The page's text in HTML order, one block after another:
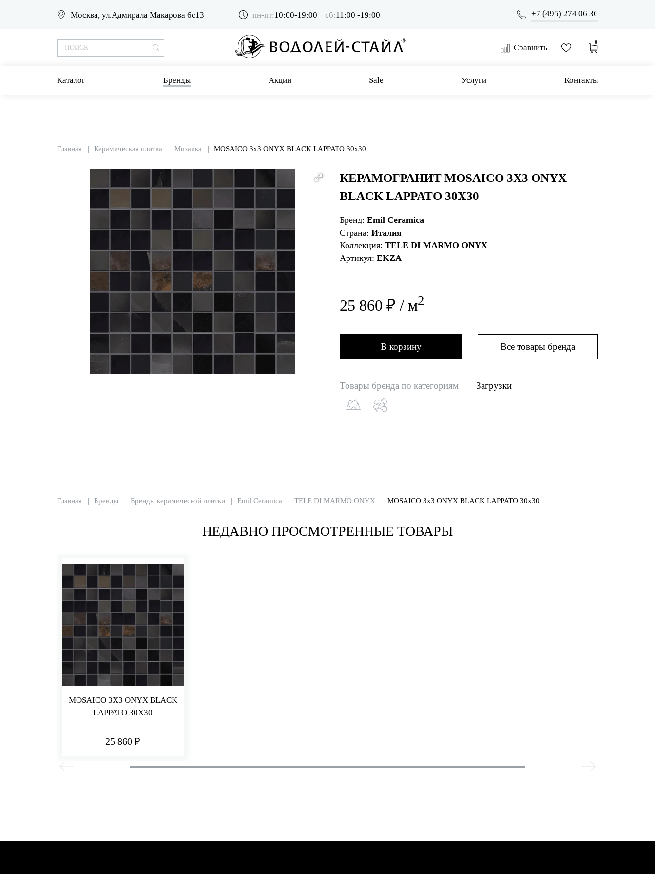
Москва, ул.Адмирала Макарова 6с13 пн-пт:10:00-19:00 сб:11:00 -19:00 +7 (495) 274 06 36
Сравнить
0
Каталог Бренды Акции Sale Услуги Контакты
Главная Керамическая плитка Мозаика MOSAICO 3x3 ONYX BLACK LAPPATO 30x30
КЕРАМОГРАНИТ MOSAICO 3X3 ONYX
BLACK LAPPATO 30X30
Бренд: Emil Ceramica
Страна: Италия
Коллекция: TELE DI MARMO ONYX
Артикул: EKZA
25 860 ₽ / м2
В корзину Все товары бренда
Товары бренда по категориям Загрузки
Главная Бренды Бренды керамической плитки Emil Ceramica TELE DI MARMO ONYX MOSAICO 3x3 ONYX BLACK LAPPATO 30x30
НЕДАВНО ПРОСМОТРЕННЫЕ ТОВАРЫ
MOSAICO 3X3 ONYX BLACK
LAPPATO 30X30
25 860 ₽